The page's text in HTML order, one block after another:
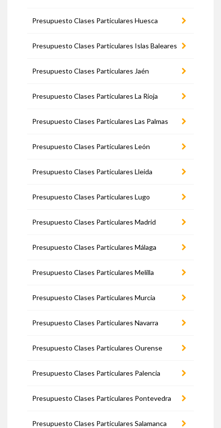
Presupuesto Clases Particulares Huesca
Presupuesto Clases Particulares Islas Baleares
Presupuesto Clases Particulares Jaén
Presupuesto Clases Particulares La Rioja
Presupuesto Clases Particulares Las Palmas
Presupuesto Clases Particulares León
Presupuesto Clases Particulares Lleida
Presupuesto Clases Particulares Lugo
Presupuesto Clases Particulares Madrid
Presupuesto Clases Particulares Málaga
Presupuesto Clases Particulares Melilla
Presupuesto Clases Particulares Murcia
Presupuesto Clases Particulares Navarra
Presupuesto Clases Particulares Ourense
Presupuesto Clases Particulares Palencia
Presupuesto Clases Particulares Pontevedra
Presupuesto Clases Particulares Salamanca